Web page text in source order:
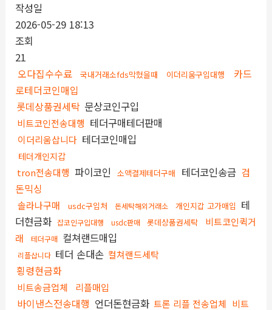
작성일
2026-05-29 18:13
조회
21
오다집수수료
국내거래소fds막혔을때 이더리움구입대행
카드
로테더코인매입
롯데상품권세탁 문상코인구입
비트코인전송대행 테더구매테더판매
이더리움삽니다 테더코인매입
테더개인지갑
tron전송대행 파이코인 소액결제테더구매 테더코인송금 검
돈믹싱
솔라나구매 usdc구입처 돈세탁해외거래소 개인지갑 고가매입 테
더현금화 잡코인구입대행 usdc판매 롯데상품권세탁
비트코인퀵거
래
테더구매 컬쳐랜드매입
리플삽니다 테더 손대손 컬쳐랜드세탁
횡령현금화
비트송금업체 리플매입
바이낸스전송대행 언더돈현금화 트론 리플 전송업체 비트